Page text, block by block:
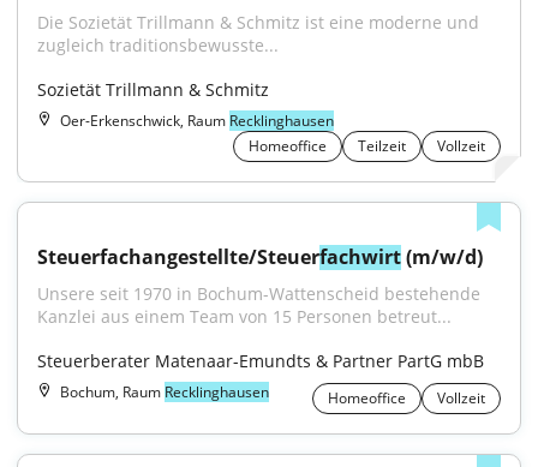
Die Sozietät Trillmann & Schmitz ist eine moderne und
zugleich traditionsbewusste...
Sozietät Trillmann & Schmitz
Oer-Erkenschwick, Raum Recklinghausen
Homeoffice
Teilzeit Vollzeit
Steuerfachangestellte/Steuerfachwirt (m/w/d)
Unsere seit 1970 in Bochum-Wattenscheid bestehende
Kanzlei aus einem Team von 15 Personen betreut...
Steuerberater Matenaar-Emundts & Partner PartG mbB
Bochum, Raum Recklinghausen Homeoffice Vollzeit